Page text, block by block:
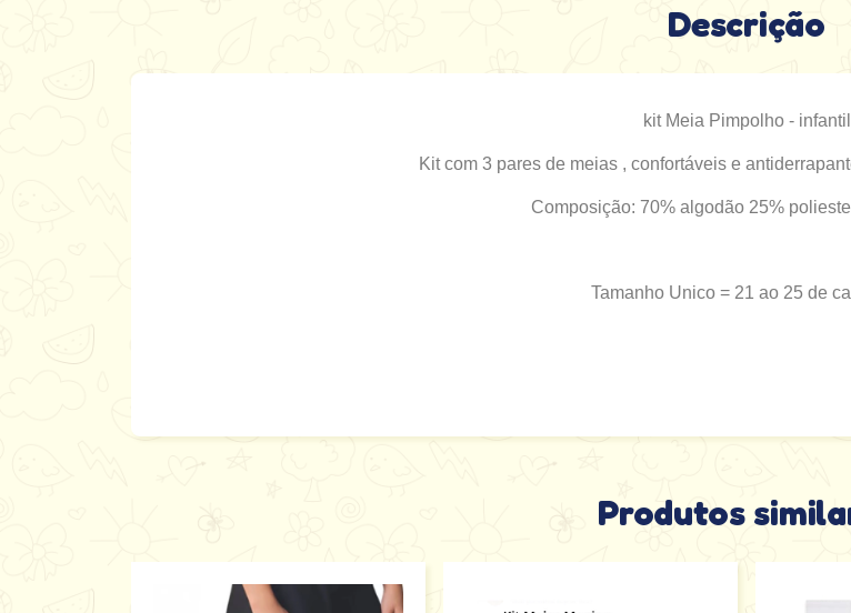
Descrição
kit Meia Pimpolho - infantil
Kit com 3 pares de meias , confortáveis e
Composição: 70% algodão 25%
Tamanho Unico = 21 ao 25 de
Produtos